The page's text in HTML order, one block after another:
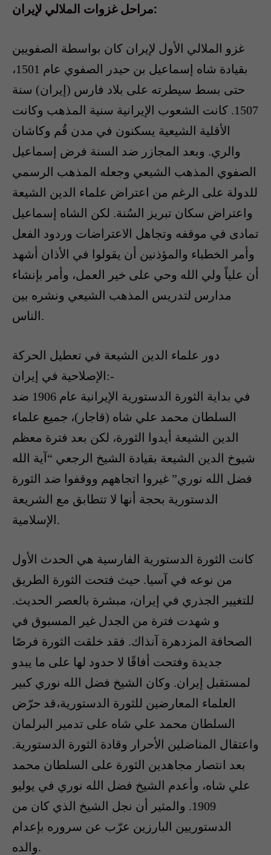
مراحل غزوات الملالي لإيران:
غزو الملالي الأول لإيران كان بواسطة الصفويين
بقيادة شاه إسماعيل بن حيدر الصفوي عام 1501،
حتى بسط سيطرته على بلاد فارس (إيران) سنة
1507. كانت الشعوب الإيرانية سنية المذهب وكانت
الأقلية الشيعية يسكنون في مدن قُم وكاشان
والري. وبعد المجازر ضد السنة فرض إسماعيل
الصفوي المذهب الشيعي وجعله المذهب الرسمي
للدولة على الرغم من اعتراض علماء الدين الشيعة
واعتراض سكان تبريز السُنة. لكن الشاه إسماعيل
تمادى في موقفه وتجاهل الاعتراضات وردود الفعل
وأمر الخطباء والمؤذنين أن يقولوا في الأذان أشهد
أن علياً ولي الله وحي على خير العمل، وأمر بإنشاء
مدارس لتدريس المذهب الشيعي ونشره بين
الناس.
دور علماء الدين الشيعة في تعطيل الحركة
الإصلاحية في إيران:-
في بداية الثورة الدستورية الإيرانية عام 1906 ضد
السلطان محمد علي شاه (قاجار)، جميع علماء
الدين الشيعة أيدوا الثورة، لكن بعد فترة معظم
شيوخ الدين الشيعة بقيادة الشيخ الرجعي “آية الله
فضل الله نوري” غيروا اتجاههم ووقفوا ضد الثورة
الدستورية بحجة أنها لا تتطابق مع الشريعة
الإسلامية.
كانت الثورة الدستورية الفارسية هي الحدث الأول
من نوعه في آسيا. حيث فتحت الثورة الطريق
للتغيير الجذري في إيران، مبشرة بالعصر الحديث.
و شهدت فترة من الجدل غير المسبوق في
الصحافة المزدهرة آنذاك. فقد خلقت الثورة فرصًا
جديدة وفتحت أفاقًا لا حدود لها على ما يبدو
لمستقبل إيران. وكان الشيخ فضل الله نوري كبير
العلماء المعارضين للثورة الدستورية،قد حرّض
السلطان محمد علي شاه على تدمير البرلمان
واعتقال المناضلين الأحرار وقادة الثورة الدستورية.
بعد انتصار مجاهدين الثورة على السلطان محمد
علي شاه، وأعدم الشيخ فضل الله نوري في يوليو
1909. والمثير أن نجل الشيخ الذي كان من
الدستوريين البارزين عرّب عن سروره بإعدام
والده.